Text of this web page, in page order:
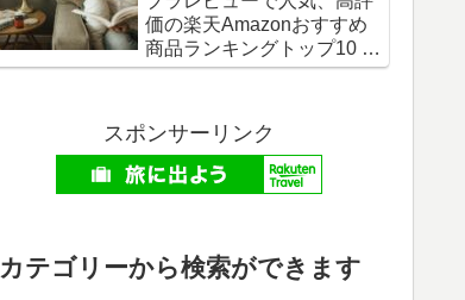
価の楽天Amazonおすすめ
商品ランキングトップ10 -
2026年06月最新版
スポンサーリンク
カテゴリーから検索ができます